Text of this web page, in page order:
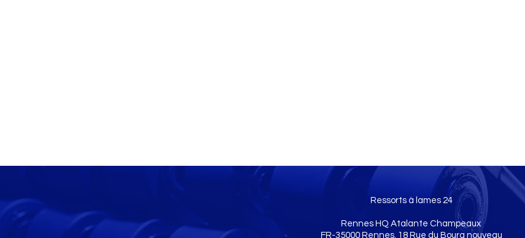
Ressorts à lames 24
Rennes HQ Atalante Champeaux
FR-35000 Rennes, 18 Rue du Bourg nouveau